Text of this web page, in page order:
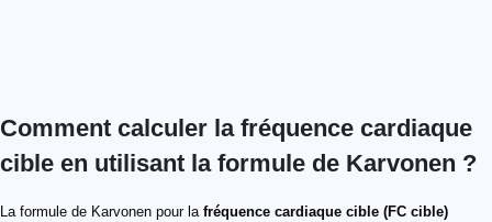
Comment calculer la fréquence cardiaque
cible en utilisant la formule de Karvonen ?
La formule de Karvonen pour la fréquence cardiaque cible (FC cible)